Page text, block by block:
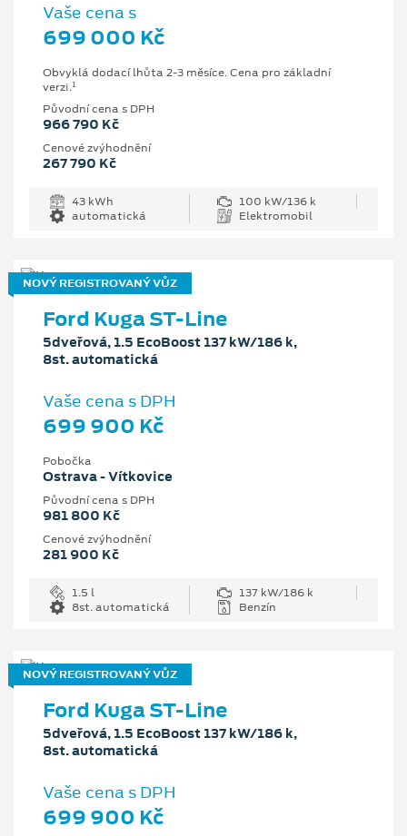
Vaše cena s
699 000 Kč
Obvyklá dodací lhůta 2-3 měsíce. Cena pro základní
verzi.1
Původní cena s DPH
966 790 Kč
Cenové zvýhodnění
267 790 Kč
43 kWh
100 kW/136 k
automatická
Elektromobil
NOVÝ REGISTROVANÝ VŮZ
Ford Kuga ST-Line
5dveřová, 1.5 EcoBoost 137 kW/186 k,
8st. automatická
Vaše cena s DPH
699 900 Kč
Pobočka
Ostrava - Vítkovice
Původní cena s DPH
981 800 Kč
Cenové zvýhodnění
281 900 Kč
1.5 l
137 kW/186 k
8st. automatická
Benzín
NOVÝ REGISTROVANÝ VŮZ
Ford Kuga ST-Line
5dveřová, 1.5 EcoBoost 137 kW/186 k,
8st. automatická
Vaše cena s DPH
699 900 Kč